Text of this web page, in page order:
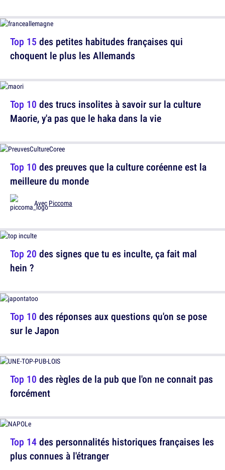
Top 15 des petites habitudes françaises qui
choquent le plus les Allemands
Top 10 des preuves que la culture coréenne est la
meilleure du monde
Avec Piccoma
Top 10 des réponses aux questions qu'on se pose
sur le Japon
Top 14des personnalités historiques françaises les
plus connues à l'étranger
Top 10 des trucs insolites à savoir sur la culture
Maorie, y'a pas que le haka dans la vie
Top 20 des signes que tu es inculte, ça fait mal
hein ?
Top 10 des règles de la pub que l'on ne connait pas
forcément